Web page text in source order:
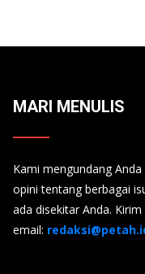
MARI MENULIS
Kami mengundang
opini tentang berbagai
ada disekitar Anda.
email: